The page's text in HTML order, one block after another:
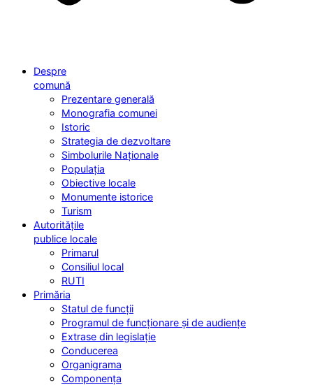
Despre
comună
Prezentare generală
Monografia comunei
Istoric
Strategia de dezvoltare
Simbolurile Naționale
Populația
Obiective locale
Monumente istorice
Turism
Autoritățile
publice locale
Primarul
Consiliul local
RUTI
Primăria
Statul de funcții
Programul de funcționare și de audiențe
Extrase din legislație
Conducerea
Organigrama
Componența